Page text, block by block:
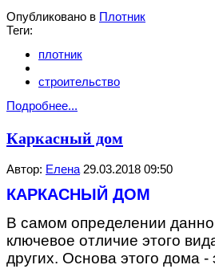
Опубликовано в Плотник
Теги:
плотник
строительство
Подробнее...
Каркасный дом
Автор: Елена 29.03.2018 09:50
КАРКАСНЫЙ ДОМ
В самом определении
ключевое отличие этого
других. Основа этого дома -